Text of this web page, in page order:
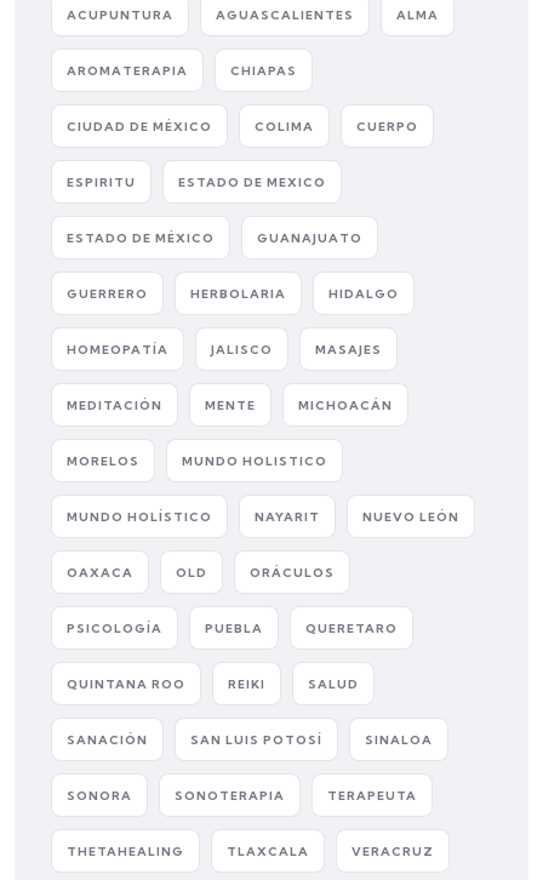
ACUPUNTURA AGUASCALIENTES ALMA
AROMATERAPIA CHIAPAS
CIUDAD DE MÉXICO COLIMA CUERPO
ESPIRITU ESTADO DE MEXICO
ESTADO DE MÉXICO GUANAJUATO
GUERRERO HERBOLARIA HIDALGO
HOMEOPATÍA JALISCO MASAJES
MEDITACIÓN MENTE MICHOACÁN
MORELOS MUNDO HOLISTICO
MUNDO HOLÍSTICO NAYARIT NUEVO LEÓN
OAXACA OLD ORÁCULOS
PSICOLOGÍA PUEBLA QUERETARO
QUINTANA ROO REIKI SALUD
SANACIÓN SAN LUIS POTOSÍ SINALOA
SONORA SONOTERAPIA TERAPEUTA
THETAHEALING TLAXCALA VERACRUZ